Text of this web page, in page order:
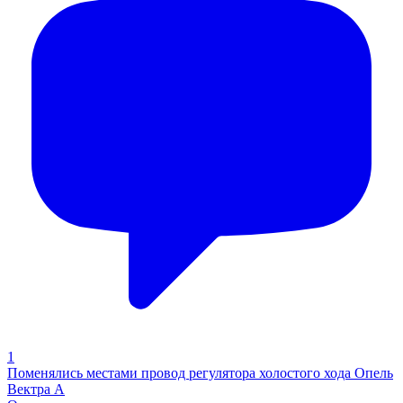
1
Поменялись местами провод регулятора холостого хода Опель
Вектра А